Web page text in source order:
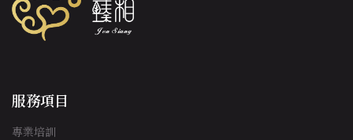
服務項目
專業培訓